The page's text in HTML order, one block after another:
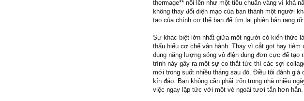
thermage** nổi lên như một tiêu chuẩn vàng vì khả
không thay đổi diện mạo của bạn thành một người
tạo của chính cơ thể bạn để tìm lại phiên bản rạng
Sự khác biệt lớn nhất giữa một người có kiến thức
thấu hiểu cơ chế vận hành. Thay vì cắt gọt hay
dụng năng lượng sóng vô điện dung đơn cực để
trình này gây ra một sự co thắt tức thì các sợi
mới trong suốt nhiều tháng sau đó. Điều tôi đánh
kín đáo. Bạn không cần phải trốn trong nhà nhiều
việc ngay lập tức với một vẻ ngoài tươi tắn hơn hẳn.